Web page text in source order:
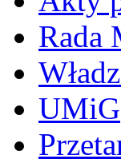
Rada
UMiG